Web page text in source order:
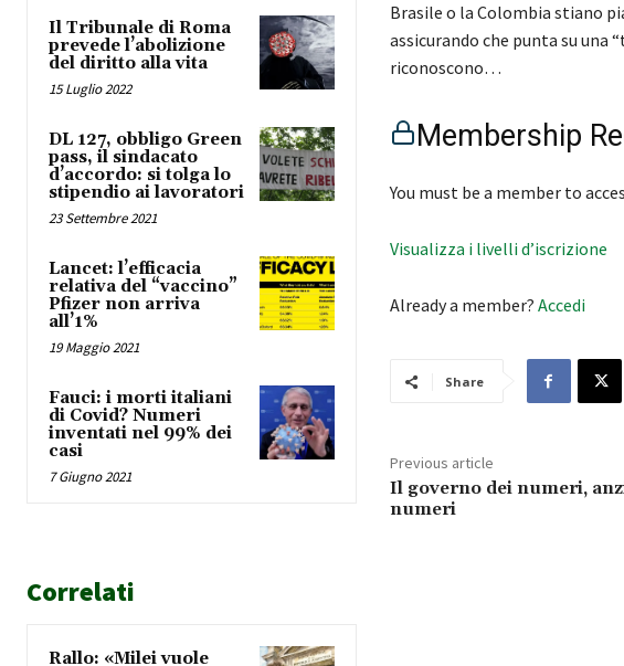
Il Tribunale di Roma
prevede l’abolizione
del diritto alla vita
15 Luglio 2022
DL 127, obbligo Green
pass, il sindacato
d’accordo: si tolga lo
stipendio ai lavoratori
23 Settembre 2021
Lancet: l’efficacia
relativa del “vaccino”
Pfizer non arriva
all’1%
19 Maggio 2021
Fauci: i morti italiani
di Covid? Numeri
inventati nel 99% dei
casi
7 Giugno 2021
Brasile o la Colombia stiano
assicurando che punta su una
riconoscono…
Membership
You must be a member to
Visualizza i livelli d’iscrizione
Already a member? Accedi
Share
Previous article
Il governo dei numeri,
numeri
Correlati
Rallo: «Milei vuole